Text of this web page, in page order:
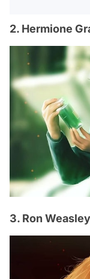
2. Hermione
3. Ron Weasley